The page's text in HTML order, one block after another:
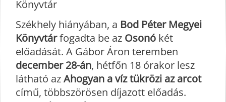
Könyvtár
Székhely hiányában, a Bod Péter Megyei
Könyvtárfogadta be az Osonó két
előadását. A Gábor Áron teremben
december 28-án, hétfőn 18 órakor lesz
látható azAhogyan a víz tükrözi az arcot
című, többszörösen díjazott előadás.